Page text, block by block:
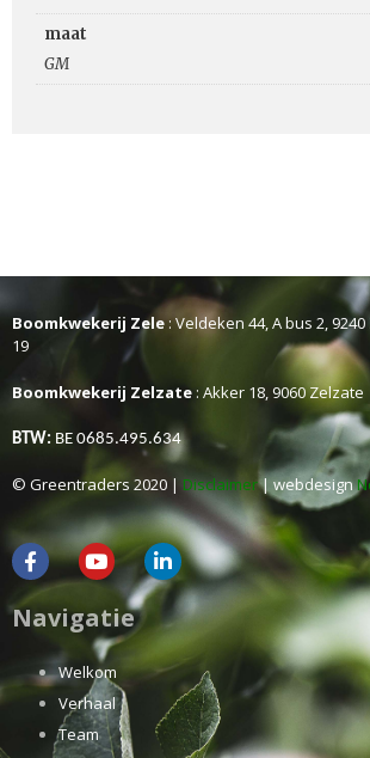
maat
GM
Boomkwekerij Zele: Veldeken 44, A bus 2,
19
Boomkwekerij Zelzate : Akker 18, 9060 Zelzate
BTW: BE 0685.495.634
© Greentraders 2020 | Disclaimer| webdesign
Navigatie
Welkom
Verhaal
Team